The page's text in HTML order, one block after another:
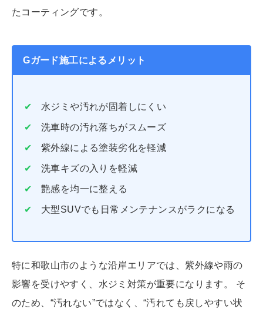
たコーティングです。
Gガード施工によるメリット
水ジミや汚れが固着しにくい
洗車時の汚れ落ちがスムーズ
紫外線による塗装劣化を軽減
洗車キズの入りを軽減
艶感を均一に整える
大型SUVでも日常メンテナンスがラクになる
特に和歌山市のような沿岸エリアでは、紫外線や雨の
影響を受けやすく、水ジミ対策が重要になります。 そ
のため、“汚れない”ではなく、“汚れても戻しやすい状